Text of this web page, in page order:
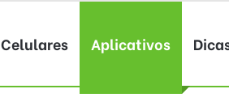
Celulares Aplicativos